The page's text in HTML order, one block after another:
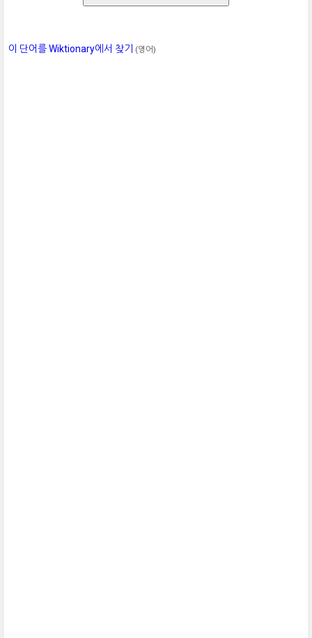
이 단어를 Wiktionary에서 찾기 (영어)